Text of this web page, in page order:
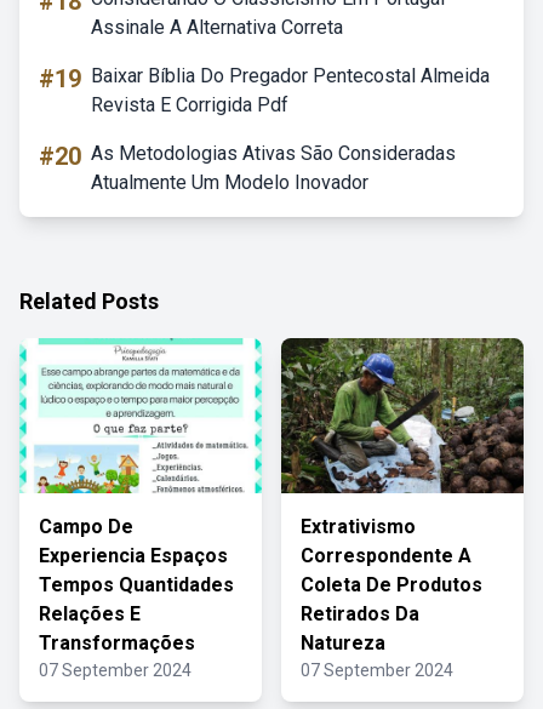
Assinale A Alternativa Correta
#19 Baixar Bíblia Do Pregador Pentecostal Almeida
Revista E Corrigida Pdf
#20 As Metodologias Ativas São Consideradas
Atualmente Um Modelo Inovador
Related Posts
Campo De
Experiencia Espaços
Tempos Quantidades
Relações E
Transformações
07 September 2024
Extrativismo
Correspondente A
Coleta De Produtos
Retirados Da
Natureza
07 September 2024